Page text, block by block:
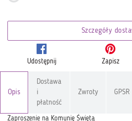
Szczegóły
Udostępnij Zapisz
Opis
Dostawa
i
płatność
Zwroty GPSR
Zaproszenie na Komunię Świętą